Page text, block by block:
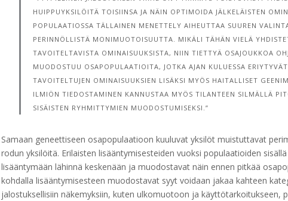
HUIPPUYKSILÖITÄ TOISIINSA JA NÄIN OPTIMOIDA JÄLKELÄISTEN
POPULAATIOSSA TÄLLAINEN MENETTELY AIHEUTTAA SUUREN
PERINNÖLLISTÄ MONIMUOTOISUUTTA. MIKÄLI TÄHÄN VIELÄ
TAVOITELTAVISTA OMINAISUUKSISTA, NIIN TIETTYÄ OSAJOUKKOA
MUODOSTUU OSAPOPULAATIOITA, JOTKA AJAN KULUESSA
TAVOITELTUJEN OMINAISUUKSIEN LISÄKSI MYÖS HAITALLISET
ILMIÖN TIEDOSTAMINEN KANNUSTAA MYÖS TILANTEEN SILMÄLLÄ
SISÄISTEN RYHMITTYMIEN MUODOSTUMISEKSI.”
Samaan geneettiseen osapopulaatioon kuuluvat yksilöt muistuttavat
rodun yksilöitä. Erilaisten lisääntymisesteiden vuoksi populaatioiden
lisääntymään lähinnä keskenään ja muodostavat näin ennen pitkää
kohdalla lisääntymisesteen muodostavat syyt voidaan jakaa kahteen
jalostuksellisiin näkemyksiin, kuten ulkomuotoon ja käyttötarkoitukseen,